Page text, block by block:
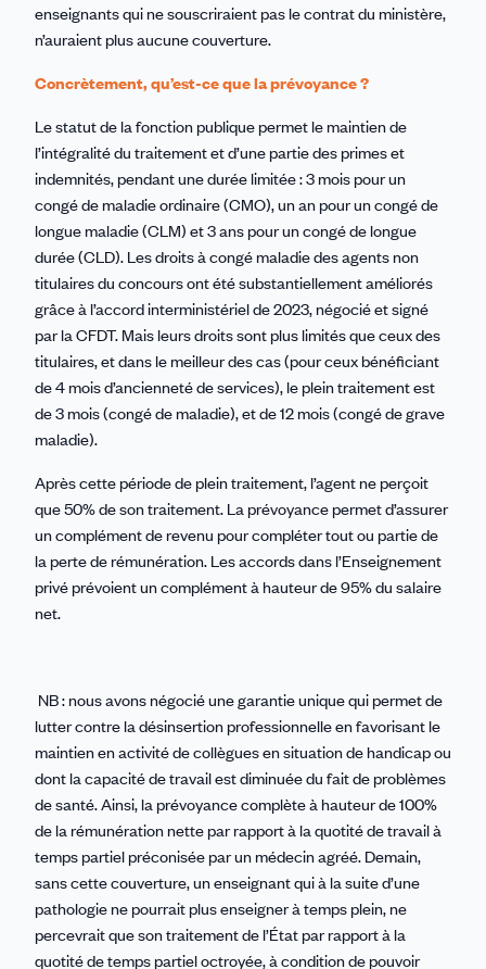
enseignants qui ne souscriraient pas le contrat du ministère,
n’auraient plus aucune couverture.
Concrètement, qu’est-ce que la prévoyance ?
Le statut de la fonction publique permet le maintien de
l’intégralité du traitement et d’une partie des primes et
indemnités, pendant une durée limitée : 3 mois pour un
congé de maladie ordinaire (CMO), un an pour un congé de
longue maladie (CLM) et 3 ans pour un congé de longue
durée (CLD). Les droits à congé maladie des agents non
titulaires du concours ont été substantiellement améliorés
grâce à l’accord interministériel de 2023, négocié et signé
par la CFDT. Mais leurs droits sont plus limités que ceux des
titulaires, et dans le meilleur des cas (pour ceux bénéficiant
de 4 mois d’ancienneté de services), le plein traitement est
de 3 mois (congé de maladie), et de 12 mois (congé de grave
maladie).
Après cette période de plein traitement, l’agent ne perçoit
que 50% de son traitement. La prévoyance permet d’assurer
un complément de revenu pour compléter tout ou partie de
la perte de rémunération. Les accords dans l’Enseignement
privé prévoient un complément à hauteur de 95% du salaire
net.
NB : nous avons négocié une garantie unique qui permet de
lutter contre la désinsertion professionnelle en favorisant le
maintien en activité de collègues en situation de handicap ou
dont la capacité de travail est diminuée du fait de problèmes
de santé. Ainsi, la prévoyance complète à hauteur de 100%
de la rémunération nette par rapport à la quotité de travail à
temps partiel préconisée par un médecin agréé. Demain,
sans cette couverture, un enseignant qui à la suite d’une
pathologie ne pourrait plus enseigner à temps plein, ne
percevrait que son traitement de l’État par rapport à la
quotité de temps partiel octroyée, à condition de pouvoir